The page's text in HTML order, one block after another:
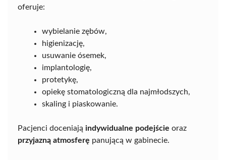
oferuje:
wybielanie zębów,
higienizację,
usuwanie ósemek,
implantologię,
protetykę,
opiekę stomatologiczną dla najmłodszych,
skaling i piaskowanie.
Pacjenci doceniają indywidualne podejście oraz
przyjazną atmosferę panującą w gabinecie.